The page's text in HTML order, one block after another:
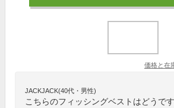
価格と在
JACKJACK(40代・男性)
こちらのフィッシングベストはどうで